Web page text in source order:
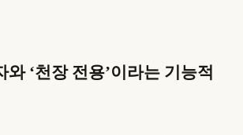
와 ‘천장 전용’이라는 기능적